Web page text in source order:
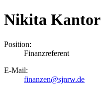
Nikita Kantor
Position:
Finanzreferent
E-Mail:
finanzen@sjnrw.de